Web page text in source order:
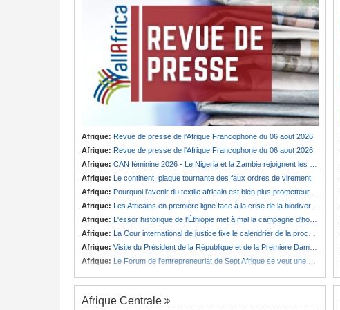
Afrique: Revue de presse de l'Afrique Francophone du 06 aout 2026
Afrique: Revue de presse de l'Afrique Francophone du 06 aout 2026
Afrique: CAN féminine 2026 - Le Nigeria et la Zambie rejoignent les quarts de finale
Afrique: Le continent, plaque tournante des faux ordres de virement
Afrique: Pourquoi l'avenir du textile africain est bien plus prometteur que ne le laissent penser les chiffres
Afrique: Les Africains en première ligne face à la crise de la biodiversité
Afrique: L'essor historique de l'Éthiopie met à mal la campagne d'hostilité menée par Le Caire
Afrique: La Cour international de justice fixe le calendrier de la procédure engagée par la RDC contre le Rwanda
Afrique: Visite du Président de la République et de la Première Dame à Yamoussoukro
Afrique: Le Forum de l'entrepreneuriat de Sept Afrique se veut une plateforme de mobilisation des investissements
Afrique Centrale